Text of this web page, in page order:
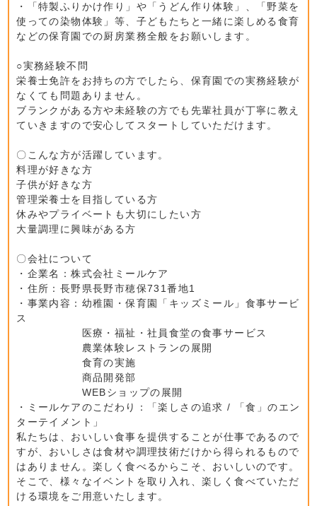
・「特製ふりかけ作り」や「うどん作り体験」、「野菜を
使っての染物体験」等、子どもたちと一緒に楽しめる食育
などの保育園での厨房業務全般をお願いします。
○実務経験不問
栄養士免許をお持ちの方でしたら、保育園での実務経験が
なくても問題ありません。
ブランクがある方や未経験の方でも先輩社員が丁寧に教え
ていきますので安心してスタートしていただけます。
〇こんな方が活躍しています。
料理が好きな方
子供が好きな方
管理栄養士を目指している方
休みやプライベートも大切にしたい方
大量調理に興味がある方
〇会社について
・企業名：株式会社ミールケア
・住所：長野県長野市穂保731番地1
・事業内容：幼稚園・保育園「キッズミール」食事サービ
ス
医療・福祉・社員食堂の食事サービス
農業体験レストランの展開
食育の実施
商品開発部
WEBショップの展開
・ミールケアのこだわり：「楽しさの追求 / 「食」のエン
ターテイメント」
私たちは、おいしい食事を提供することが仕事であるので
すが、おいしさは食材や調理技術だけから得られるもので
はありません。楽しく食べるからこそ、おいしいのです。
そこで、様々なイベントを取り入れ、楽しく食べていただ
ける環境をご用意いたします。